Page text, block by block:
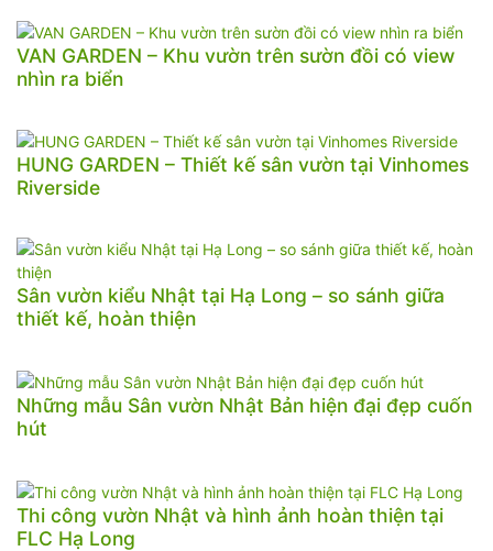
VAN GARDEN – Khu vườn trên sườn đồi có view
nhìn ra biển
HUNG GARDEN – Thiết kế sân vườn tại Vinhomes
Riverside
Sân vườn kiểu Nhật tại Hạ Long – so sánh giữa
thiết kế, hoàn thiện
Những mẫu Sân vườn Nhật Bản hiện đại đẹp cuốn
hút
Thi công vườn Nhật và hình ảnh hoàn thiện tại
FLC Hạ Long